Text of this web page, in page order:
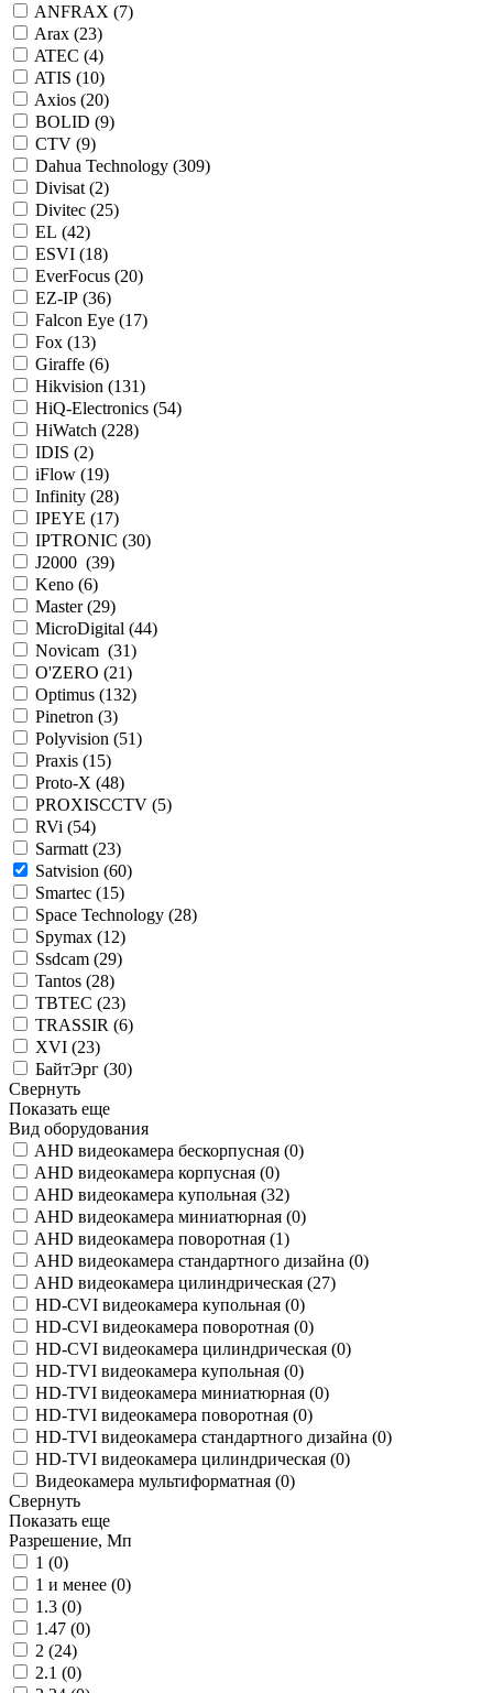
ANFRAX (7)
Arax (23)
ATEC (4)
ATIS (10)
Axios (20)
BOLID (9)
CTV (9)
Dahua Technology (309)
Divisat (2)
Divitec (25)
EL (42)
ESVI (18)
EverFocus (20)
EZ-IP (36)
Falcon Eye (17)
Fox (13)
Giraffe (6)
Hikvision (131)
HiQ-Electronics (54)
HiWatch (228)
IDIS (2)
iFlow (19)
Infinity (28)
IPEYE (17)
IPTRONIC (30)
J2000 (39)
Keno (6)
Master (29)
MicroDigital (44)
Novicam (31)
O'ZERO (21)
Optimus (132)
Pinetron (3)
Polyvision (51)
Praxis (15)
Proto-X (48)
PROXISCCTV (5)
RVi (54)
Sarmatt (23)
Satvision (60)
Smartec (15)
Space Technology (28)
Spymax (12)
Ssdcam (29)
Tantos (28)
TBTEC (23)
TRASSIR (6)
XVI (23)
БайтЭрг (30)
Свернуть
Показать еще
Вид оборудования
AHD видеокамера бескорпусная (0)
AHD видеокамера корпусная (0)
AHD видеокамера купольная (32)
AHD видеокамера миниатюрная (0)
AHD видеокамера поворотная (1)
AHD видеокамера стандартного дизайна (0)
AHD видеокамера цилиндрическая (27)
HD-CVI видеокамера купольная (0)
HD-CVI видеокамера поворотная (0)
HD-CVI видеокамера цилиндрическая (0)
HD-TVI видеокамера купольная (0)
HD-TVI видеокамера миниатюрная (0)
HD-TVI видеокамера поворотная (0)
HD-TVI видеокамера стандартного дизайна (0)
HD-TVI видеокамера цилиндрическая (0)
Видеокамера мультиформатная (0)
Свернуть
Показать еще
Разрешение, Мп
1 (0)
1 и менее (0)
1.3 (0)
1.47 (0)
2 (24)
2.1 (0)